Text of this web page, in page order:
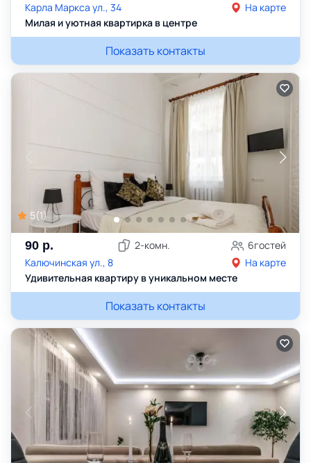
Карла Маркса ул., 34
На карте
Милая и уютная квартирка в центре
Показать контакты
5(1)
90 р. 2-комн. 6гостей
Калючинская ул., 8
На карте
Удивительная квартиру в уникальном месте
Показать контакты